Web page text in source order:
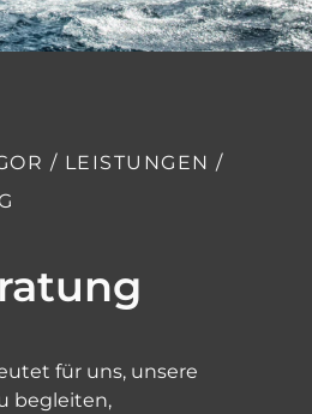
/ LEISTUNGEN /
für uns, unsere
begleiten,